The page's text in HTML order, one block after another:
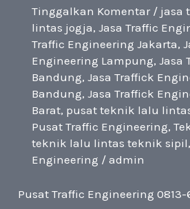
Tinggalkan Komentar / jasa
lintas jogja, Jasa Traffic
Traffic Engineering Jakarta,
Engineering Lampung, Jasa
Bandung, Jasa Traffick
Bandung, Jasa Traffick
Barat, pusat teknik lalu
Pusat Traffic Engineering,
teknik lalu lintas teknik sipil,
Engineering / admin
Pusat Traffic Engineering